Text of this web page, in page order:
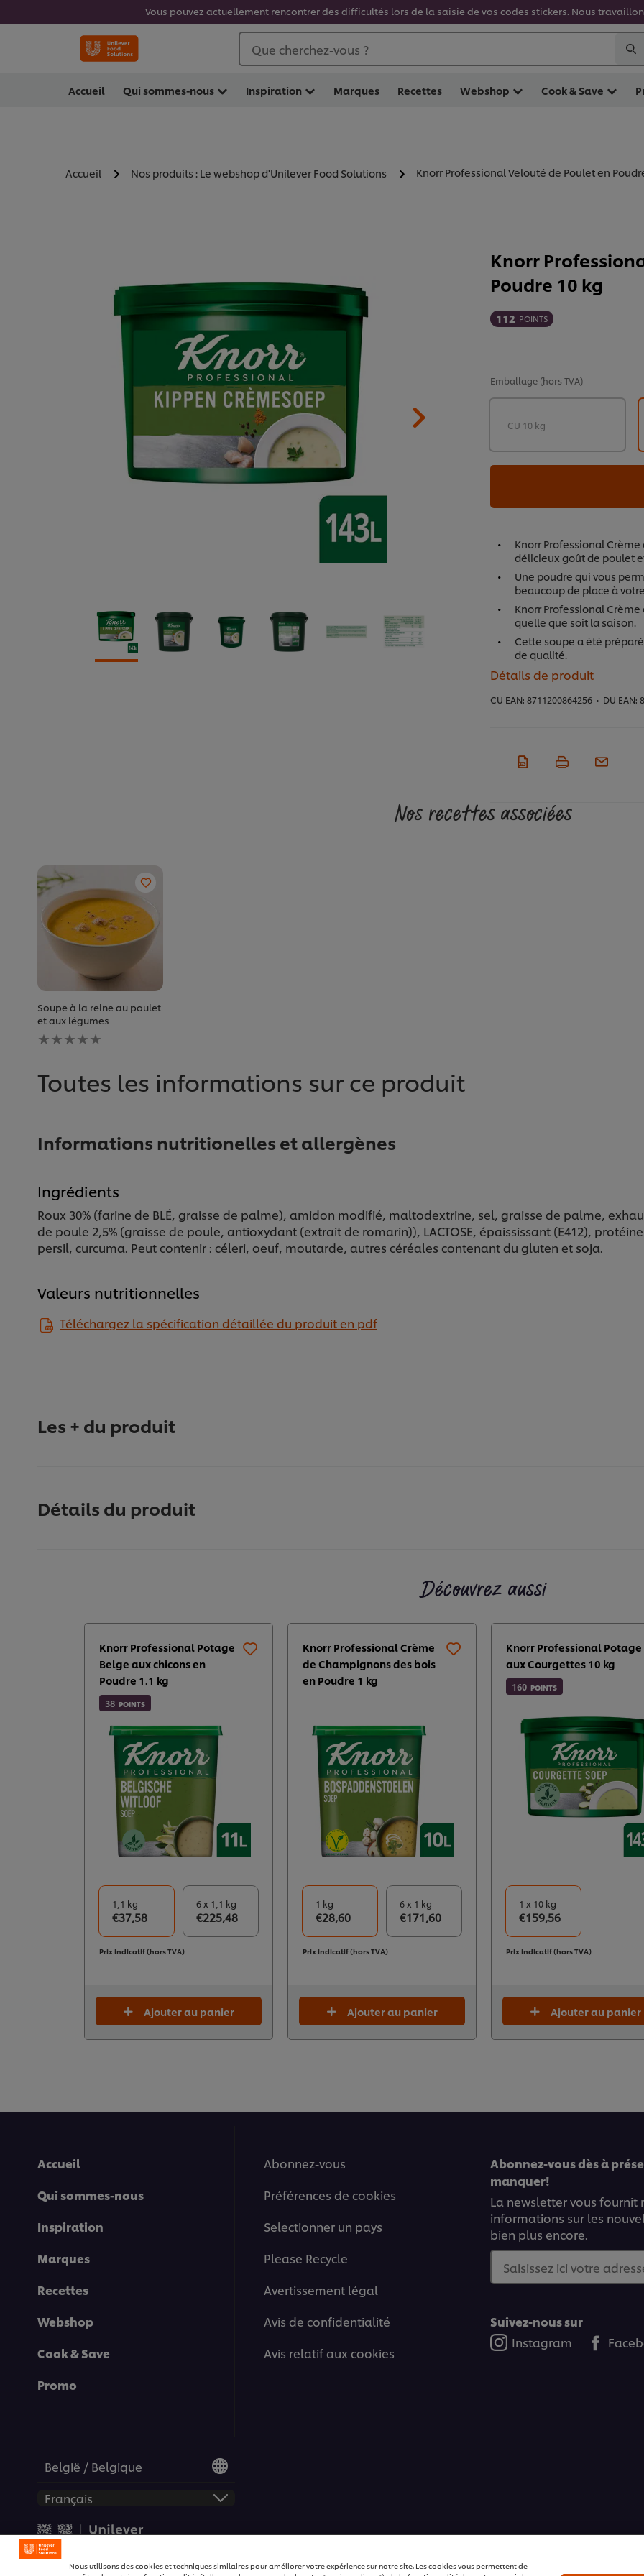
Vous pouvez actuellement rencontrer des difficultés lors de la saisie de vos codes stickers. Nous
Que cherchez-vous ?
Accueil Qui sommes-nous Inspiration Marques Recettes Webshop Cook & Save
Accueil Nos produits : Le webshop d'Unilever Food Solutions Knorr Professional Velouté de Poulet en
Knorr
Poudre 10 kg
112 POINTS
Emballage (hors TVA)
CU 10 kg
Knorr Professional
délicieux goût de poulet
Une poudre qui vous
beaucoup de place à
Knorr Professional
quelle que soit la saison.
Cette soupe a été
de qualité.
Détails de produit
CU EAN: 8711200864256 • DU EAN:
Nos recettes associées
Soupe à la reine au poulet
et aux légumes
Aucune
évaluation
ce
Toutes les informations sur ce produit
Informations nutritionelles et allergènes
Ingrédients
Roux 30% (farine de BLÉ, graisse de palme), amidon modifié, maltodextrine, sel, graisse de palme,
de poule 2,5% (graisse de poule, antioxydant (extrait de romarin)), LACTOSE, épaississant (E412),
persil, curcuma. Peut contenir : céleri, oeuf, moutarde, autres céréales contenant du gluten et soja.
Valeurs nutritionnelles
Téléchargez la spécification détaillée du produit en pdf
Les + du produit
Détails du produit
Découvrez aussi
Knorr Professional Potage
Belge aux chicons en
Poudre 1.1 kg​
38 POINTS
1,1 kg
€37,58
6 x 1,1 kg
€225,48
Prix indicatif (hors TVA)
Ajouter au panier
Knorr Professional Crème
de Champignons des bois
en Poudre 1 kg​
1 kg
€28,60
6 x 1 kg
€171,60
Prix indicatif (hors TVA)
Ajouter au panier
Knorr Professional Potage
aux Courgettes 10 kg
160 POINTS
1 x 10 kg
€159,56
Prix indicatif (hors TVA)
Ajouter au panier
Accueil
Qui sommes-nous
Inspiration
Marques
Recettes
Webshop
Cook & Save
Promo
Abonnez-vous
Préférences de cookies
Selectionner un pays
Please Recycle
Avertissement légal
Avis de confidentialité
Avis relatif aux cookies
Abonnez-vous dès à
manquer!
La newsletter vous fournit
informations sur les
bien plus encore.
Saisissez ici votre
Suivez-nous sur
Instagram
België / Belgique
Nous utilisons des cookies et techniques similaires pour améliorer votre expérience sur notre site. Les cookies vous permettent de